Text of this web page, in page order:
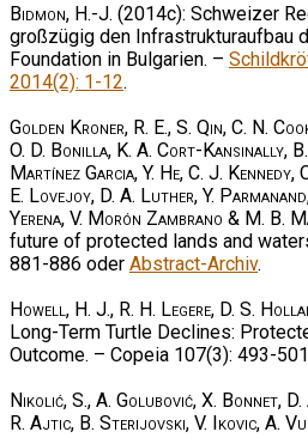
Bidmon, H.-J. (2014c): Schweizer
großzügig den Infrastrukturaufbau
Foundation in Bulgarien. –
2014(2): 1-12.
Golden Kroner, R. E., S. Qin, C. N.
O. D. Bonilla, K. A. Cort-Kansinally,
Martínez Garcia, Y. He, C. J. Kennedy,
E. Lovejoy, D. A. Luther, Y.
Yerena, V. Morón Zambrano & M. B.
future of protected lands and
881-886 oder Abstract-Archiv.
Howell, H. J., R. H. Legere, D. S.
Long-Term Turtle Declines:
Outcome. – Copeia 107(3): 493-
Nikolić, S., A. Golubović, X. Bonnet,
R. Ajtic, B. Sterijovski, V. Ikovic, A.